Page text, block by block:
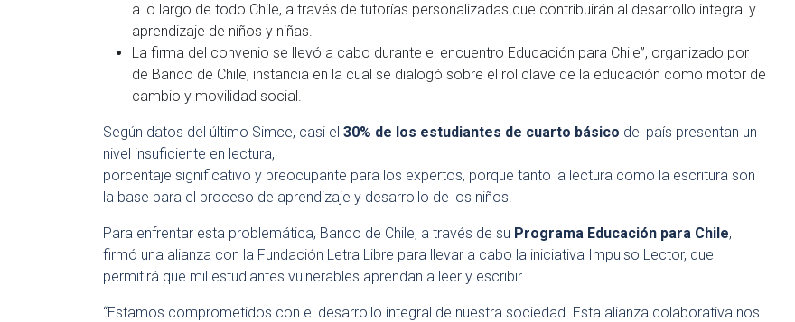
a lo largo de todo Chile, a través de tutorías personalizadas que contribuirán al desarrollo integral y
aprendizaje de niños y niñas.
La firma del convenio se llevó a cabo durante el encuentro Educación para Chile”, organizado por
de Banco de Chile, instancia en la cual se dialogó sobre el rol clave de la educación como motor de
cambio y movilidad social.
Según datos del último Simce, casi el 30% de los estudiantes de cuarto básico del país presentan un
nivel insuficiente en lectura,
porcentaje significativo y preocupante para los expertos, porque tanto la lectura como la escritura son
la base para el proceso de aprendizaje y desarrollo de los niños.
Para enfrentar esta problemática, Banco de Chile, a través de su Programa Educación para Chile,
firmó una alianza con la Fundación Letra Libre para llevar a cabo la iniciativa Impulso Lector, que
permitirá que mil estudiantes vulnerables aprendan a leer y escribir.
“Estamos comprometidos con el desarrollo integral de nuestra sociedad. Esta alianza colaborativa nos